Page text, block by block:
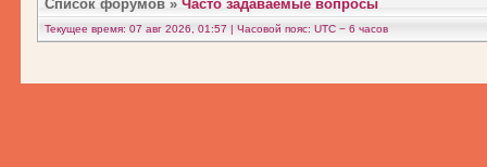
Список форумов » Часто задаваемые вопросы
Текущее время: 07 авг 2026, 01:57 | Часовой пояс: UTC − 6 часов